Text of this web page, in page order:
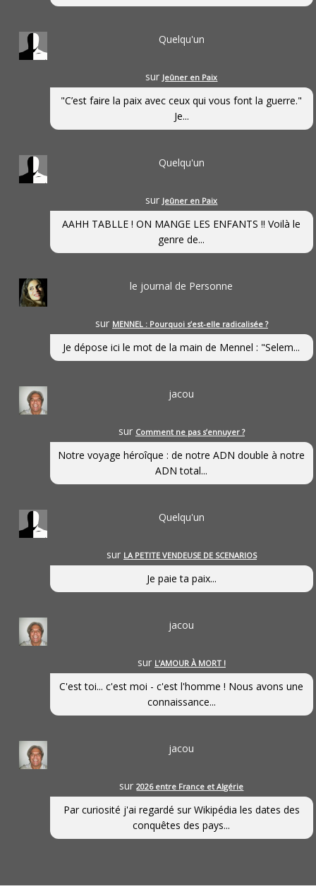
Quelqu'un
sur Jeûner en Paix
"C’est faire la paix avec ceux qui vous font la guerre."
Je...
Quelqu'un
sur Jeûner en Paix
AAHH TABLLE ! ON MANGE LES ENFANTS !! Voilà le
genre de...
le journal de Personne
sur MENNEL : Pourquoi s’est-elle radicalisée ?
Je dépose ici le mot de la main de Mennel : "Selem...
jacou
sur Comment ne pas s’ennuyer ?
Notre voyage héroîque : de notre ADN double à notre
ADN total...
Quelqu'un
sur LA PETITE VENDEUSE DE SCENARIOS
Je paie ta paix...
jacou
sur L’AMOUR À MORT !
C'est toi... c'est moi - c'est l'homme ! Nous avons une
connaissance...
jacou
sur2026 entre France et Algérie
Par curiosité j'ai regardé sur Wikipédia les dates des
conquêtes des pays...